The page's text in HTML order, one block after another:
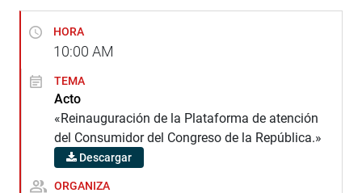
HORA
10:00 AM
TEMA
Acto
«Reinauguración de la Plataforma de atención
del Consumidor del Congreso de la República.»
Descargar
ORGANIZA